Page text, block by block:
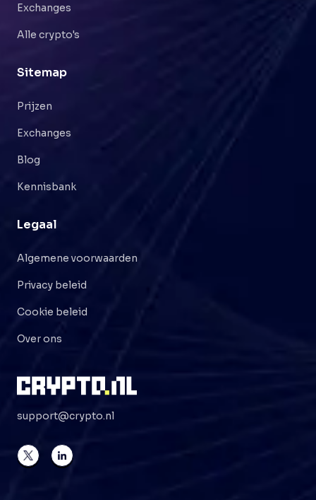
Exchanges
Alle crypto's
Sitemap
Prijzen
Exchanges
Blog
Kennisbank
Legaal
Algemene voorwaarden
Privacy beleid
Cookie beleid
Over ons
support@crypto.nl